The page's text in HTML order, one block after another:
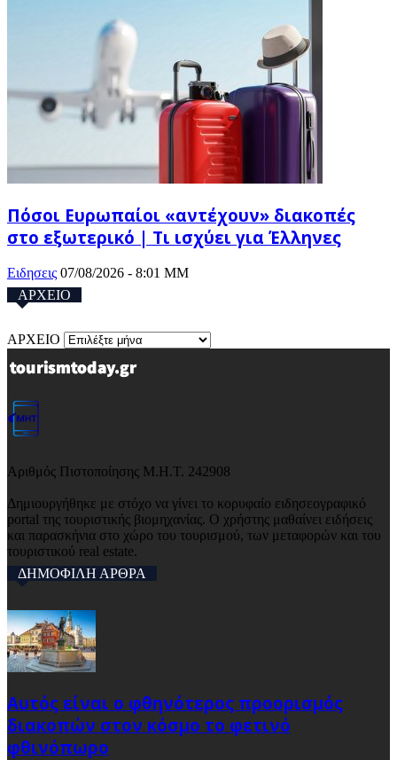
Πόσοι Ευρωπαίοι «αντέχουν» διακοπές
στο εξωτερικό | Τι ισχύει για Έλληνες
Ειδησεις 07/08/2026 - 8:01 ΜΜ
ΑΡΧΕΙΟ
ΑΡΧΕΙΟ
Αριθμός Πιστοποίησης Μ.Η.Τ. 242908
Δημιουργήθηκε με στόχο να γίνει το κορυφαίο ειδησεογραφικό
portal της τουριστικής βιομηχανίας. Ο χρήστης μαθαίνει ειδήσεις
και παρασκήνια στο χώρο του τουρισμού, των μεταφορών και του
τουριστικού real estate.
ΔΗΜΟΦΙΛΗ ΑΡΘΡΑ
Αυτός είναι ο φθηνότερος προορισμός
διακοπών στον κόσμο το φετινό
φθινόπωρο